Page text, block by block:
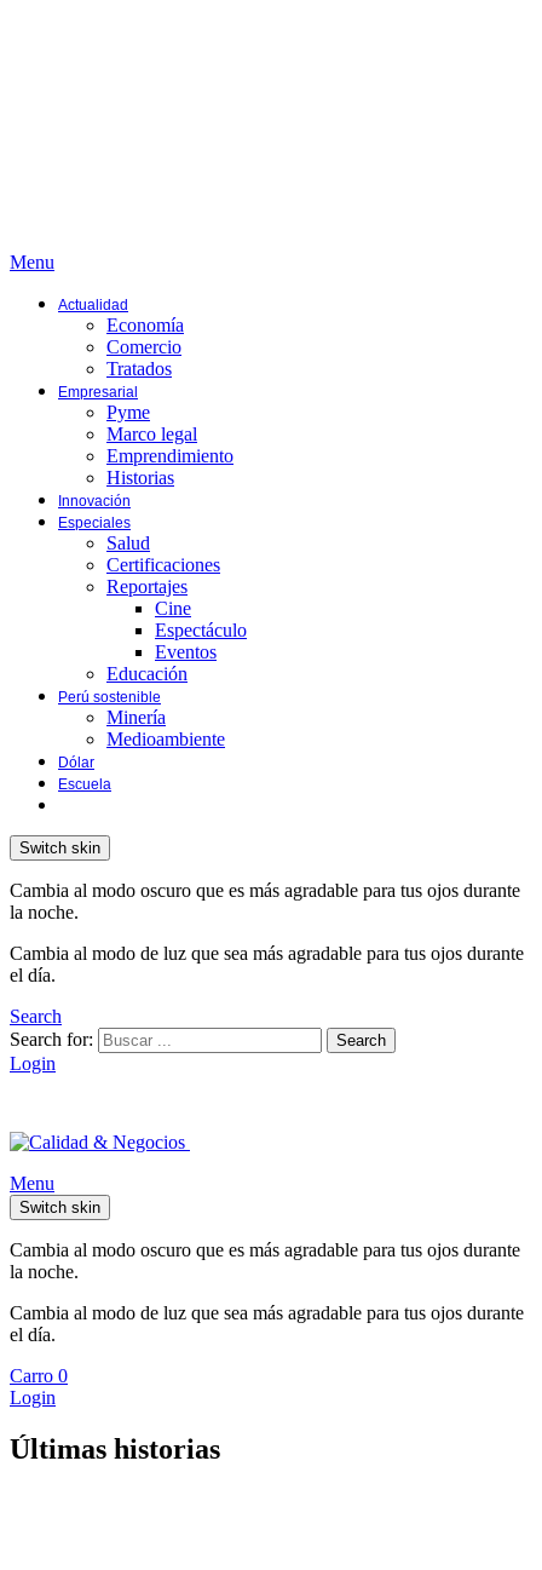
Menu
Actualidad
Economía
Comercio
Tratados
Empresarial
Pyme
Marco legal
Emprendimiento
Historias
Innovación
Especiales
Salud
Certificaciones
Reportajes
Cine
Espectáculo
Eventos
Educación
Perú sostenible
Minería
Medioambiente
Dólar
Escuela
Switch skin
Cambia al modo oscuro que es más agradable para tus ojos durante
la noche.
Cambia al modo de luz que sea más agradable para tus ojos durante
el día.
Search
Search for:
Search
Login
Menu
Switch skin
Cambia al modo oscuro que es más agradable para tus ojos durante
la noche.
Cambia al modo de luz que sea más agradable para tus ojos durante
el día.
Carro 0
Login
Últimas historias